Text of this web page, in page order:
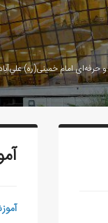
حرفه‌ای امام خمینی(ره)